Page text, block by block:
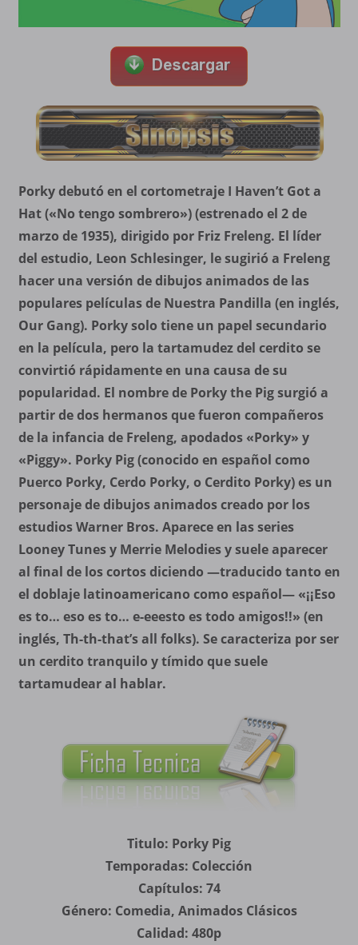
Porky debutó en el cortometraje I Haven’t Got a
Hat («No tengo sombrero») (estrenado el 2 de
marzo de 1935), dirigido por Friz Freleng. El líder
del estudio, Leon Schlesinger, le sugirió a Freleng
hacer una versión de dibujos animados de las
populares películas de Nuestra Pandilla (en inglés,
Our Gang). Porky solo tiene un papel secundario
en la película, pero la tartamudez del cerdito se
convirtió rápidamente en una causa de su
popularidad. El nombre de Porky the Pig surgió a
partir de dos hermanos que fueron compañeros
de la infancia de Freleng, apodados «Porky» y
«Piggy». Porky Pig (conocido en español como
Puerco Porky, Cerdo Porky, o Cerdito Porky) es un
personaje de dibujos animados creado por los
estudios Warner Bros. Aparece en las series
Looney Tunes y Merrie Melodies y suele aparecer
al final de los cortos diciendo —traducido tanto en
el doblaje latinoamericano como español— «¡¡Eso
es to… eso es to… e-eeesto es todo amigos!!» (en
inglés, Th-th-that’s all folks). Se caracteriza por ser
un cerdito tranquilo y tímido que suele
tartamudear al hablar.
Titulo: Porky Pig
Temporadas: Colección
Capítulos: 74
Género: Comedia, Animados Clásicos
Calidad: 480p